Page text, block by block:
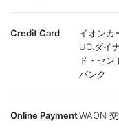
Credit Card
イオンカ
UC.ダイ
ド・セン
バンク
Online PaymentWAON